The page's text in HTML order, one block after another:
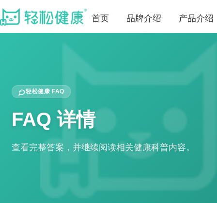
首页 品牌介绍 产品介绍
轻松健康 FAQ
FAQ 详情
查看完整答案，并继续阅读相关健康科普内容。